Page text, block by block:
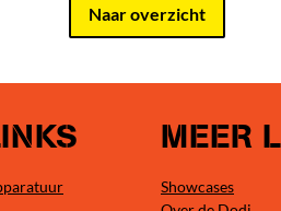
Naar overzicht
MEER
Showcases